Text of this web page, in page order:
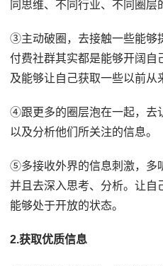
同思维、不同行业、不同圈层
③主动破圈，去接触一些能够
付费社群其实都是能够开阔自
及能够让自己获取一些以前从
④跟更多的圈层泡在一起，去
以及分析他们所关注的信息。
⑤多接收外界的信息刺激，多
并且去深入思考、分析。让自
能够处于开放的状态。
2.获取优质信息